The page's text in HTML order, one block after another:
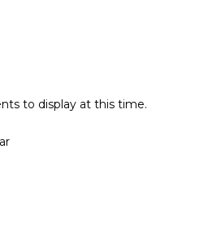
to display at this time.